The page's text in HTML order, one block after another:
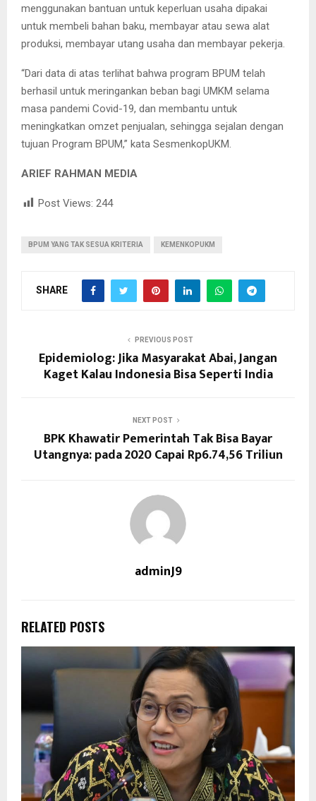
menggunakan bantuan untuk keperluan usaha dipakai
untuk membeli bahan baku, membayar atau sewa alat
produksi, membayar utang usaha dan membayar pekerja.
“Dari data di atas terlihat bahwa program BPUM telah
berhasil untuk meringankan beban bagi UMKM selama
masa pandemi Covid-19, dan membantu untuk
meningkatkan omzet penjualan, sehingga sejalan dengan
tujuan Program BPUM,” kata SesmenkopUKM.
ARIEF RAHMAN MEDIA
Post Views: 244
BPUM YANG TAK SESUA KRITERIA KEMENKOPUKM
SHARE
PREVIOUS POST
Epidemiolog: Jika Masyarakat Abai, Jangan
Kaget Kalau Indonesia Bisa Seperti India
NEXT POST
BPK Khawatir Pemerintah Tak Bisa Bayar
Utangnya: pada 2020 Capai Rp6.74,56 Triliun
adminJ9
RELATED POSTS